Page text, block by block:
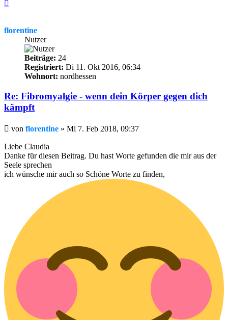
florentine
Nutzer
Beiträge: 24
Registriert: Di 11. Okt 2016, 06:34
Wohnort: nordhessen
Re: Fibromyalgie - wenn dein Körper gegen dich
kämpft
Beitrag
von florentine » Mi 7. Feb 2018, 09:37
Liebe Claudia
Danke für diesen Beitrag. Du hast Worte gefunden die mir aus der
Seele sprechen
ich wünsche mir auch so Schöne Worte zu finden,